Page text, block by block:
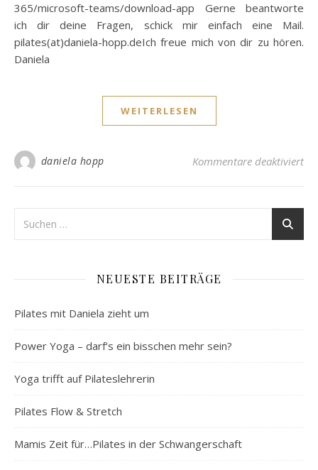
365/microsoft-teams/download-app Gerne beantworte
ich dir deine Fragen, schick mir einfach eine Mail.
pilates(at)daniela-hopp.deIch freue mich von dir zu hören.
Daniela
WEITERLESEN
daniela hopp Kommentare deaktiviertfür
NEUESTE BEITRÄGE
Pilates mit Daniela zieht um
Power Yoga – darf‘s ein bisschen mehr sein?
Yoga trifft auf Pilateslehrerin
Pilates Flow & Stretch
Mamis Zeit für…Pilates in der Schwangerschaft